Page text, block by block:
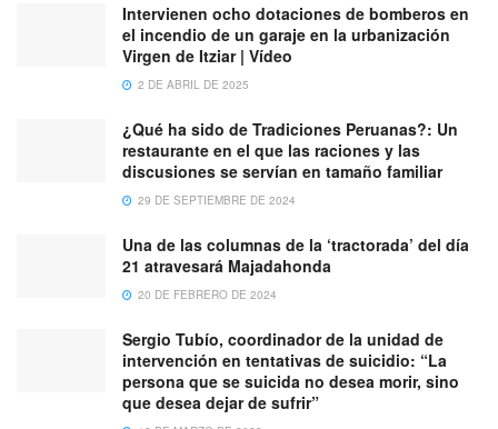
Intervienen ocho dotaciones de bomberos en
el incendio de un garaje en la urbanización
Virgen de Itziar | Vídeo
2 DE ABRIL DE 2025
¿Qué ha sido de Tradiciones Peruanas?: Un
restaurante en el que las raciones y las
discusiones se servían en tamaño familiar
29 DE SEPTIEMBRE DE 2024
Una de las columnas de la ‘tractorada’ del día
21 atravesará Majadahonda
20 DE FEBRERO DE 2024
Sergio Tubío, coordinador de la unidad de
intervención en tentativas de suicidio: “La
persona que se suicida no desea morir, sino
que desea dejar de sufrir”